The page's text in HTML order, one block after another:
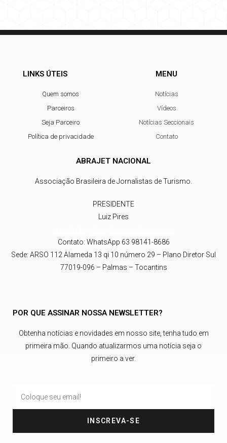
LINKS ÚTEIS
Quem somos
Parceiros
Seja Parceiro
Política de privacidade
MENU
Notícias
Vídeos
Notícias Seccionais
Contato
ABRAJET NACIONAL
Associação Brasileira de Jornalistas de Turismo.
PRESIDENTE
Luiz Pires
Contato: WhatsApp 63 98141-8686
Sede: ARSO 112 Alameda 13 qi 10 número 29 – Plano Diretor Sul
77019-096 – Palmas – Tocantins
POR QUE ASSINAR NOSSA NEWSLETTER?
Obtenha notícias e novidades em nosso site, tenha tudo em
primeira mão. Quando atualizarmos uma notícia seja o
primeiro a ver.
INSCREVA-SE